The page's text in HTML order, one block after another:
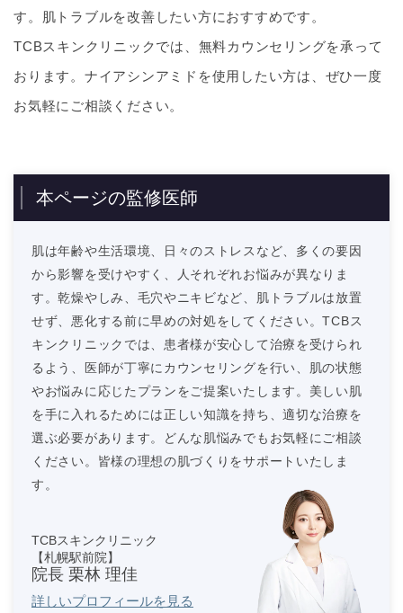
す。肌トラブルを改善したい方におすすめです。
TCBスキンクリニックでは、無料カウンセリングを承って
おります。ナイアシンアミドを使用したい方は、ぜひ一度
お気軽にご相談ください。
本ページの監修医師
肌は年齢や生活環境、日々のストレスなど、多くの要因
から影響を受けやすく、人それぞれお悩みが異なりま
す。乾燥やしみ、毛穴やニキビなど、肌トラブルは放置
せず、悪化する前に早めの対処をしてください。TCBス
キンクリニックでは、患者様が安心して治療を受けられ
るよう、医師が丁寧にカウンセリングを行い、肌の状態
やお悩みに応じたプランをご提案いたします。美しい肌
を手に入れるためには正しい知識を持ち、適切な治療を
選ぶ必要があります。どんな肌悩みでもお気軽にご相談
ください。皆様の理想の肌づくりをサポートいたしま
す。
TCBスキンクリニック
【札幌駅前院】
院長 栗林 理佳
詳しいプロフィールを見る